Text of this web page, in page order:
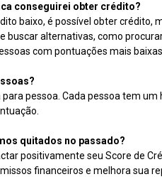
conseguirei obter crédito?
baixo, é possível obter crédito,
buscar alternativas, como
com pontuações mais baixas.
pessoa. Cada pessoa tem um
quitados no passado?
positivamente seu Score de
financeiros e melhora sua